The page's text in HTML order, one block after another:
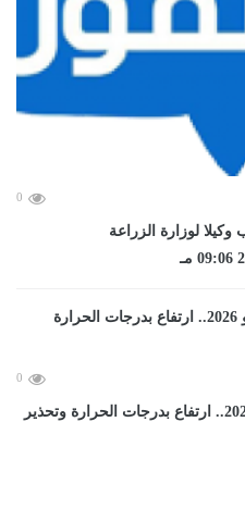
0
لوزارة الزراعة
0
حالة الطقس اليوم السبت 13 يونيو 2026.. ارتفاع بدرجات الحرارة وتحذير